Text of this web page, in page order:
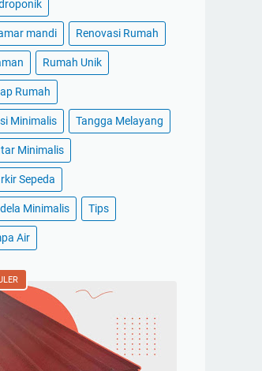
mandi Renovasi Rumah
Rumah Unik
Rumah
Minimalis Tangga Melayang
Minimalis
Sepeda
Minimalis Tips
Air